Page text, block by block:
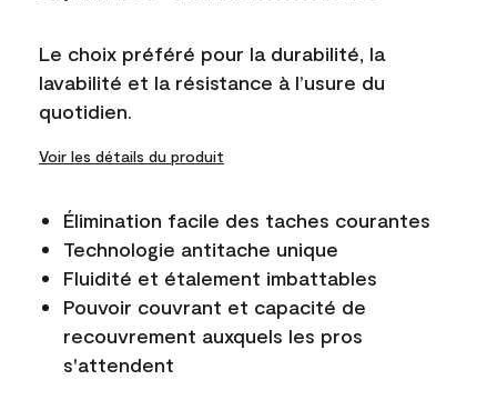
Le choix préféré pour la durabilité, la
lavabilité et la résistance à l’usure du
quotidien.
Voir les détails du produit
Élimination facile des taches courantes
Technologie antitache unique
Fluidité et étalement imbattables
Pouvoir couvrant et capacité de
recouvrement auxquels les pros
s'attendent